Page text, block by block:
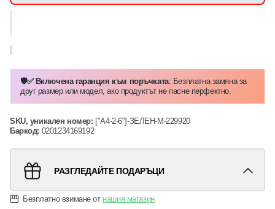
🛡️✅ Включена гаранция към поръчката: Безплатна замяна за
друг размер или модел, ако продуктът не пасне перфектно.
SKU, уникален номер: ["A4-2-6"]-ЗЕЛЕН-M-229920
Баркод: 0201234169192
РАЗГЛЕДАЙТЕ ПОДАРЪЦИ
Безплатно взимане от нашия магазин